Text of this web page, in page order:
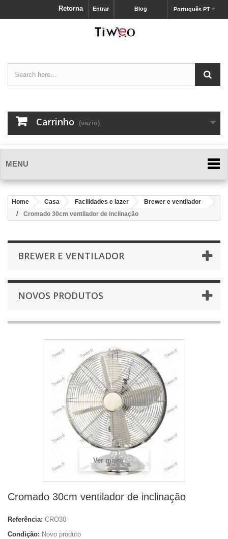
Português PT
Blog
Entrar
Retorna
Carrinho (vazio)
MENU
Home Casa Facilidades e lazer
Brewer e ventilador
Cromado 30cm ventilador de inclinação
BREWER E VENTILADOR
NOVOS PRODUTOS
Ver maior
Cromado 30cm ventilador de inclinação
Referência: CRO30
Condição: Novo produto